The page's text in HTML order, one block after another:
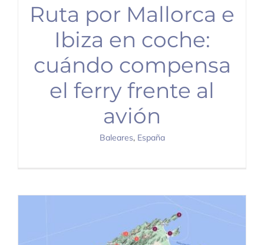
Ruta por Mallorca e
Ibiza en coche:
cuándo compensa
el ferry frente al
avión
Baleares, España